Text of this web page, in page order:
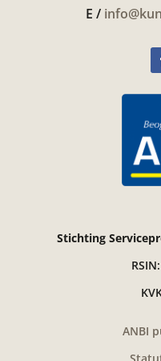
E /
Stichting
ANBI